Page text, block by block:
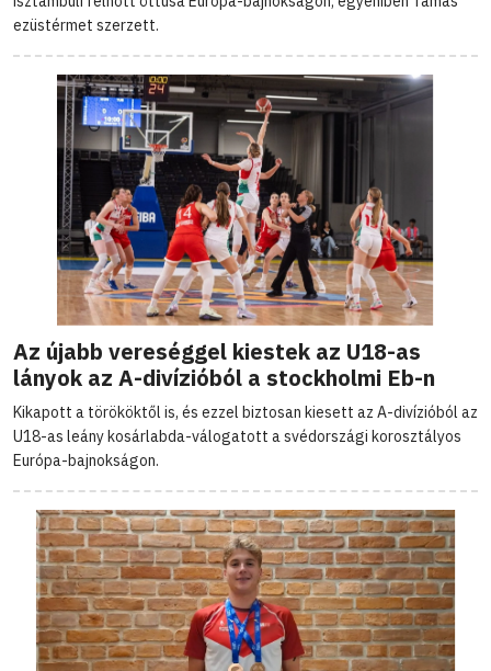
ezüstérmet szerzett.
Az újabb vereséggel kiestek az U18-as
lányok az A-divízióból a stockholmi Eb-n
Kikapott a törököktől is, és ezzel biztosan kiesett az A-divízióból az
U18-as leány kosárlabda-válogatott a svédországi korosztályos
Európa-bajnokságon.